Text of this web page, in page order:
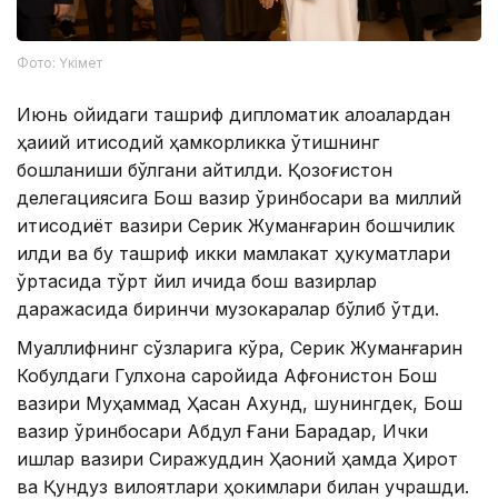
Фото: Үкімет
Июнь ойидаги ташриф дипломатик алоқалардан
ҳақиқий иқтисодий ҳамкорликка ўтишнинг
бошланиши бўлгани айтилди. Қозоғистон
делегациясига Бош вазир ўринбосари ва миллий
иқтисодиёт вазири Серик Жуманғарин бошчилик
қилди ва бу ташриф икки мамлакат ҳукуматлари
ўртасида тўрт йил ичида бош вазирлар
даражасида биринчи музокаралар бўлиб ўтди.
Муаллифнинг сўзларига кўра, Серик Жуманғарин
Кобулдаги Гулхона саройида Афғонистон Бош
вазири Муҳаммад Ҳасан Ахунд, шунингдек, Бош
вазир ўринбосари Абдул Ғани Барадар, Ички
ишлар вазири Сиражуддин Ҳаққоний ҳамда Ҳирот
ва Қундуз вилоятлари ҳокимлари билан учрашди.